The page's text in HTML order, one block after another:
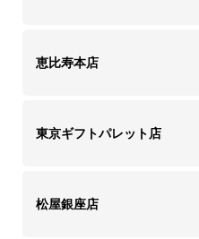
恵比寿本店
東京ギフトパレット店
松屋銀座店